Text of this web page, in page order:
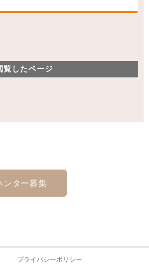
覧したページ
ンター募集
プライバシーポリシー